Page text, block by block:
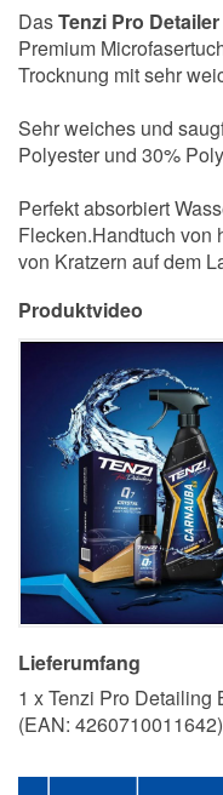
DasTenzi Pro
Premium
Trocknung mit sehr
Sehr weiches und
Polyester und 30%
Perfekt absorbiert
Flecken.Handtuch von
von Kratzern auf dem
Produktvideo
Lieferumfang
1 x Tenzi Pro Detailing
(EAN: 4260710011642)